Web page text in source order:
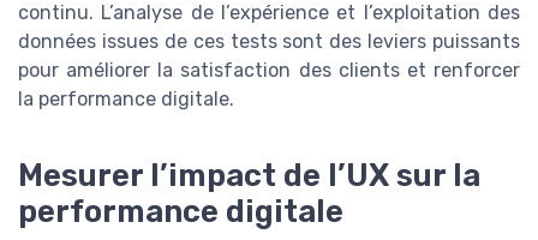
continu. L’analyse de l’expérience et l’exploitation des
données issues de ces tests sont des leviers puissants
pour améliorer la satisfaction des clients et renforcer
la performance digitale.
Mesurer l’impact de l’UX sur la
performance digitale